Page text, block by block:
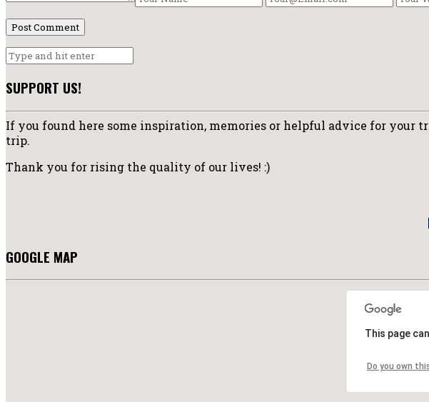
SUPPORT US!
If you found here some inspiration, memories or helpful advice for your
trip.
Thank you for rising the quality of our lives! :)
GOOGLE MAP
This page
Do you own